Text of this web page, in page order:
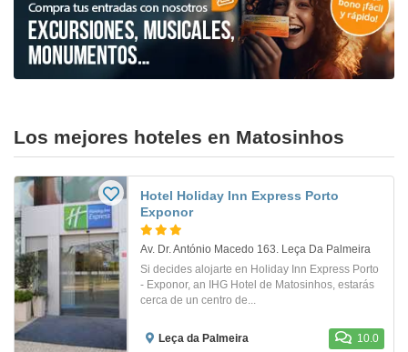
Los mejores hoteles en Matosinhos
Hotel Holiday Inn Express Porto
Exponor
Av. Dr. António Macedo 163. Leça Da Palmeira
Si decides alojarte en Holiday Inn Express Porto
- Exponor, an IHG Hotel de Matosinhos, estarás
cerca de un centro de...
Leça da Palmeira 10.0